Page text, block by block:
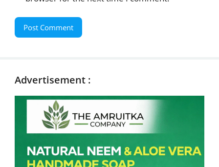
Advertisement :